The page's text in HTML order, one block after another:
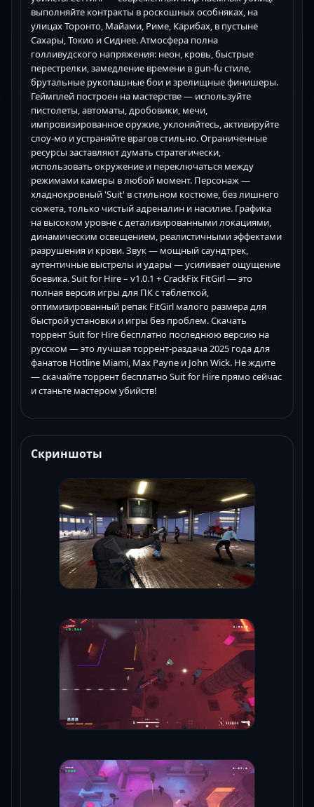
выполняйте контракты в роскошных особняках, на
улицах Торонто, Майами, Риме, Карибах, в пустыне
Сахары, Токио и Сиднее. Атмосфера полна
голливудского напряжения: неон, кровь, быстрые
перестрелки, замедление времени в gun-fu стиле,
брутальные рукопашные бои и зрелищные финишеры.
Геймплей построен на мастерстве — используйте
пистолеты, автоматы, дробовики, мечи,
импровизированное оружие, уклоняйтесь, активируйте
слоу-мо и устраняйте врагов стильно. Ограниченные
ресурсы заставляют думать стратегически,
использовать окружение и переключаться между
режимами камеры в любой момент. Персонаж —
хладнокровный 'Suit' в стильном костюме, без лишнего
сюжета, только чистый адреналин и насилие. Графика
на высоком уровне с детализированными локациями,
динамическим освещением, реалистичными эффектами
разрушения и крови. Звук — мощный саундтрек,
аутентичные выстрелы и удары — усиливает ощущение
боевика. Suit for Hire – v1.0.1 + CrackFix FitGirl — это
полная версия игры для ПК с таблеткой,
оптимизированный репак FitGirl малого размера для
быстрой установки и игры без проблем. Скачать
торрент Suit for Hire бесплатно последнюю версию на
русском — это лучшая торрент-раздача 2025 года для
фанатов Hotline Miami, Max Payne и John Wick. Не ждите
— скачайте торрент бесплатно Suit for Hire прямо сейчас
и станьте мастером убийств!
Скриншоты